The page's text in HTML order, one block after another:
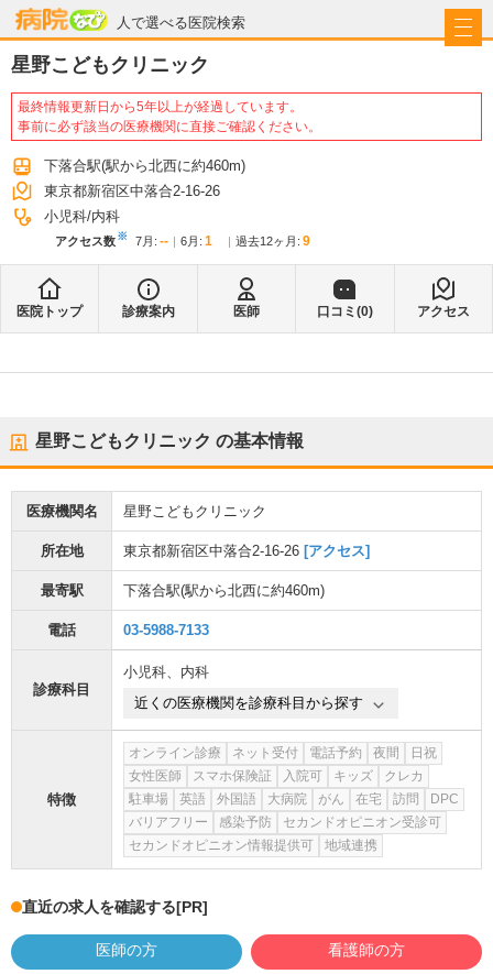
人で選べる医院検索
病院なび
星野こどもクリニック
最終情報更新日から5年以上が経過しています。
事前に必ず該当の医療機関に直接ご確認ください。
下落合駅(駅から北西に約460m)
東京都新宿区中落合2-16-26
小児科 内科
アクセス数※ 7月 : -- 6月 : 1 過去12ヶ月: 9
医院トップ 診療案内 医師 口コミ(0) アクセス
星野こどもクリニック の基本情報
医療機関名 星野こどもクリニック
所在地 東京都新宿区中落合2-16-26 [アクセス]
最寄駅 下落合駅(駅から北西に約460m)
電話 03-5988-7133
診療科目
小児科、 内科
近くの医療機関を診療科目から探す
特徴
オンライン診療 ネット受付 電話予約 夜間
日祝
女性医師
スマホ保険証 入院可 キッズ
クレカ
駐車場
英語 外国語 大病院 がん 在宅 訪問
DPC
バリアフリー
感染予防
セカンドオピニオン受診可
セカンドオピニオン情報提供可
地域連携
直近の求人を確認する[PR]
医師の方 看護師の方